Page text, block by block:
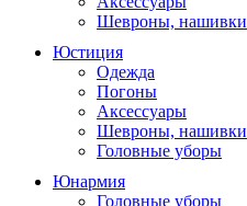
Шевроны, нашивки
Юстиция
Одежда
Погоны
Аксессуары
Шевроны, нашивки
Головные уборы
Юнармия
Головные уборы